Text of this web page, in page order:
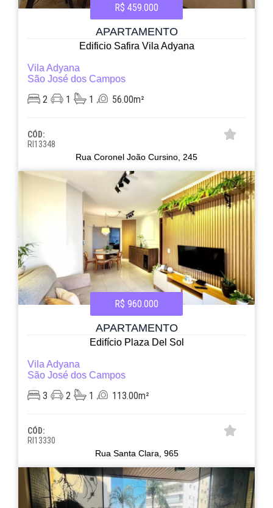
R$ 459.000
APARTAMENTO
Edificio Safira Vila Adyana
Vila Adyana
São José dos Campos
2 1 1 56.00m²
CÓD:
RI13348
Rua Coronel João Cursino, 245
R$ 960.000
APARTAMENTO
Edifício Plaza Del Sol
Vila Adyana
São José dos Campos
3 2 1 113.00m²
CÓD:
RI13330
Rua Santa Clara, 965